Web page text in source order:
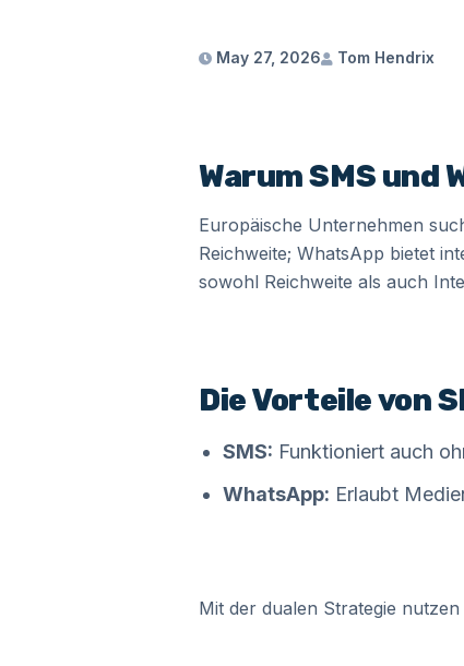
May 27, 2026 Tom Hendrix
Warum SMS
Europäische Unternehmen
Reichweite; WhatsApp bietet
sowohl Reichweite als auch
Die Vorteile von
SMS: Funktioniert auch
WhatsApp: Erlaubt
Mit der dualen Strategie